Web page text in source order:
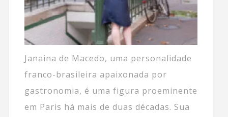
Janaina de Macedo, uma personalidade
franco-brasileira apaixonada por
gastronomia, é uma figura proeminente
em Paris há mais de duas décadas. Sua